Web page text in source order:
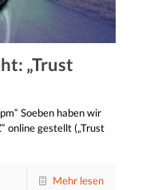
„Trust
Soeben haben wir
online gestellt („Trust
Mehr lesen